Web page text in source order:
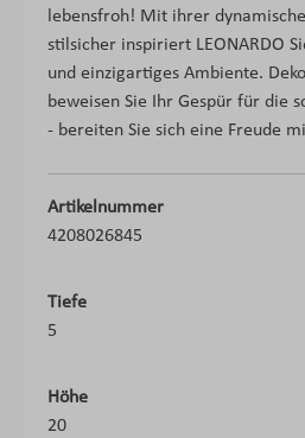
lebensfroh! Mit ihrer
stilsicher inspiriert LEONARDO
und einzigartiges Ambiente.
beweisen Sie Ihr Gespür für die
- bereiten Sie sich eine Freude
Artikelnummer
4208026845
Tiefe
5
Höhe
20